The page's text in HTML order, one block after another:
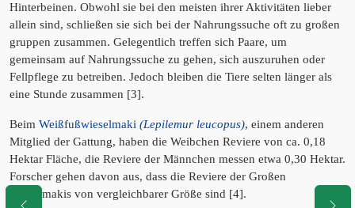
Hinterbeinen. Obwohl sie bei den meisten ihrer Aktivitäten lieber
allein sind, schließen sie sich bei der Nahrungssuche oft zu großen
gruppen zusammen. Gelegentlich treffen sich Paare, um
gemeinsam auf Nahrungssuche zu gehen, sich auszuruhen oder
Fellpflege zu betreiben. Jedoch bleiben die Tiere selten länger als
eine Stunde zusammen [3].
Beim Weißfußwieselmaki (Lepilemur leucopus), einem anderen
Mitglied der Gattung, haben die Weibchen Reviere von ca. 0,18
Hektar Fläche, die Reviere der Männchen messen etwa 0,30 Hektar.
Forscher gehen davon aus, dass die Reviere der Großen
Wieselmakis von vergleichbarer Größe sind [4].